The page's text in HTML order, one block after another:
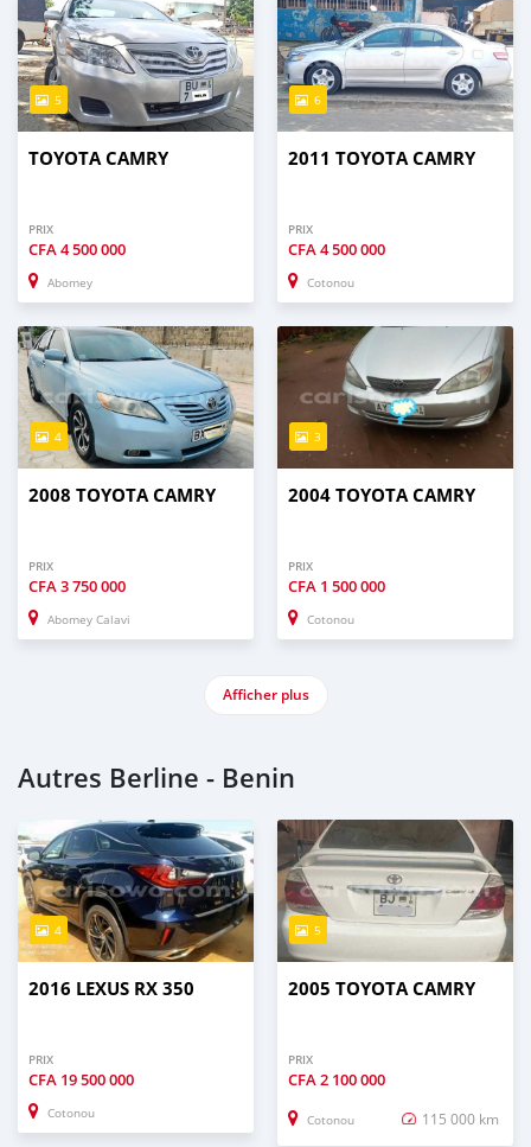
5
TOYOTA CAMRY
PRIX
CFA4 500 000
Abomey
6
2011 TOYOTA CAMRY
PRIX
CFA4 500 000
Cotonou
4
2008 TOYOTA CAMRY
PRIX
CFA3 750 000
Abomey Calavi
3
2004 TOYOTA CAMRY
PRIX
CFA 1 500 000
Cotonou
Afficher plus
Autres Berline - Benin
4
2016 LEXUS RX 350
PRIX
CFA 19 500 000
Cotonou
5
2005 TOYOTA CAMRY
PRIX
CFA2 100 000
Cotonou 115 000 km